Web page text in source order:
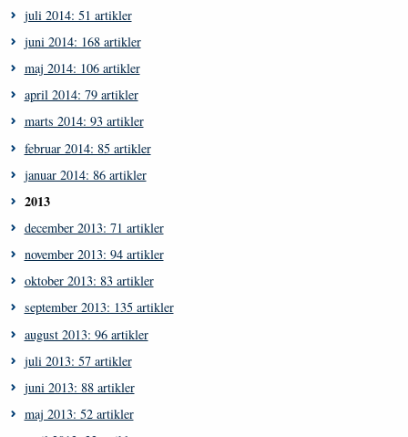
juli 2014: 51 artikler
juni 2014: 168 artikler
maj 2014: 106 artikler
april 2014: 79 artikler
marts 2014: 93 artikler
februar 2014: 85 artikler
januar 2014: 86 artikler
2013
december 2013: 71 artikler
november 2013: 94 artikler
oktober 2013: 83 artikler
september 2013: 135 artikler
august 2013: 96 artikler
juli 2013: 57 artikler
juni 2013: 88 artikler
maj 2013: 52 artikler